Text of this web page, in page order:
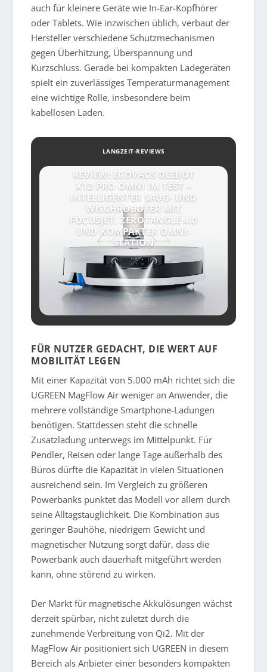
auch für kleinere Geräte wie In-Ear-Kopfhörer
oder Tablets. Wie inzwischen üblich, verbaut der
Hersteller verschiedene Schutzmechanismen
gegen Überhitzung, Überspannung und
Kurzschluss. Gerade bei kompakten Ladegeräten
spielt ein zuverlässiges Temperaturmanagement
eine wichtige Rolle, insbesondere beim
kabellosen Laden.
LANGZEIT-REVIEWS
REVIEW: ECOVACS DEEBOT
X12 PRO OMNI IM TEST –
INTELLIGENTER SAUG- UND
WISCHROBOTER MIT
FOCUSJET, ZEROTANGLE 4.0
UND KOMPAKTER OMNI-
STATION
FÜR NUTZER GEDACHT, DIE WERT AUF
MOBILITÄT LEGEN
Mit einer Kapazität von 5.000 mAh richtet sich die
UGREEN MagFlow Air weniger an Anwender, die
mehrere vollständige Smartphone-Ladungen
benötigen. Stattdessen steht die schnelle
Zusatzladung unterwegs im Mittelpunkt. Für
Pendler, Reisen oder lange Tage außerhalb des
Büros dürfte die Kapazität in vielen Situationen
ausreichend sein. Im Vergleich zu größeren
Powerbanks punktet das Modell vor allem durch
seine Alltagstauglichkeit. Die Kombination aus
geringer Bauhöhe, niedrigem Gewicht und
magnetischer Nutzung sorgt dafür, dass die
Powerbank auch dauerhaft mitgeführt werden
kann, ohne störend zu wirken.
Der Markt für magnetische Akkulösungen wächst
derzeit spürbar, nicht zuletzt durch die
zunehmende Verbreitung von Qi2. Mit der
MagFlow Air positioniert sich UGREEN in diesem
Bereich als Anbieter einer besonders kompakten